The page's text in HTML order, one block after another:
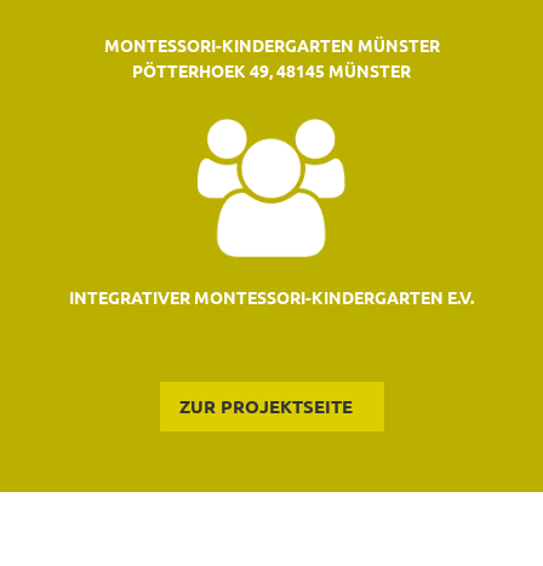
MONTESSORI-KINDERGARTEN MÜNSTER
PÖTTERHOEK 49, 48145 MÜNSTER
INTEGRATIVER MONTESSORI-KINDERGARTEN E.V.
ZUR PROJEKTSEITE